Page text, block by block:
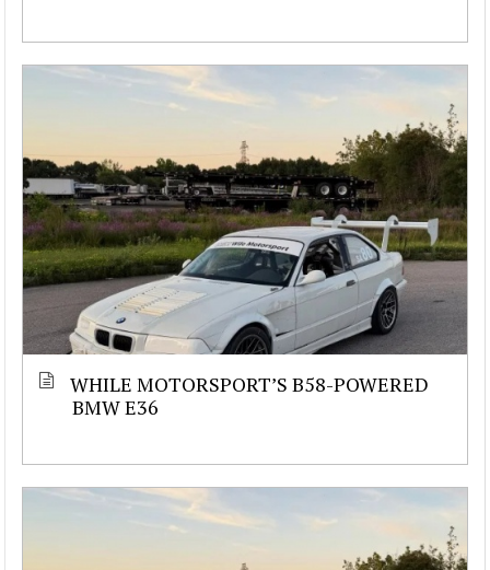
WHILE MOTORSPORT’S B58-POWERED
BMW E36